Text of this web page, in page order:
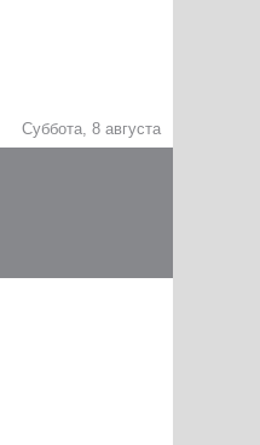
Суббота, 8 августа